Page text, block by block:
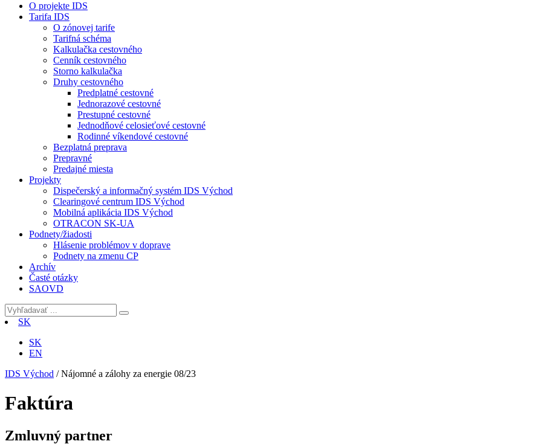
O projekte IDS
Tarifa IDS
O zónovej tarife
Tarifná schéma
Kalkulačka cestovného
Cenník cestovného
Storno kalkulačka
Druhy cestovného
Predplatné cestovné
Jednorazové cestovné
Prestupné cestovné
Jednodňové celosieťové cestovné
Rodinné víkendové cestovné
Bezplatná preprava
Prepravné
Predajné miesta
Projekty
Dispečerský a informačný systém IDS Východ
Clearingové centrum IDS Východ
Mobilná aplikácia IDS Východ
OTRACON SK-UA
Podnety/žiadosti
Hlásenie problémov v doprave
Podnety na zmenu CP
Archív
Časté otázky
SAOVD
SK
SK
EN
IDS Východ /Nájomné a zálohy za energie 08/23
Faktúra
Zmluvný partner